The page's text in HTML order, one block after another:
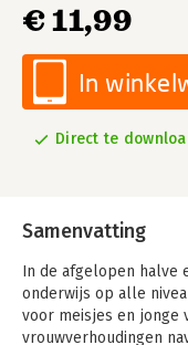
€ 11,99
In
Direct te
Samenvatting
In de afgelopen halve
onderwijs op alle
voor meisjes en jonge
vrouwverhoudingen